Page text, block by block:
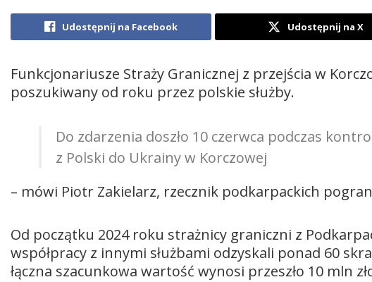
Udostępnij na Facebook Udostępnij na X
Funkcjonariusze Straży Granicznej z przejścia w
poszukiwany od roku przez polskie służby.
Do zdarzenia doszło 10 czerwca podczas
z Polski do Ukrainy w Korczowej
– mówi Piotr Zakielarz, rzecznik podkarpackich
Od początku 2024 roku strażnicy graniczni z
współpracy z innymi służbami odzyskali ponad 60
łączna szacunkowa wartość wynosi przeszło 10 mln